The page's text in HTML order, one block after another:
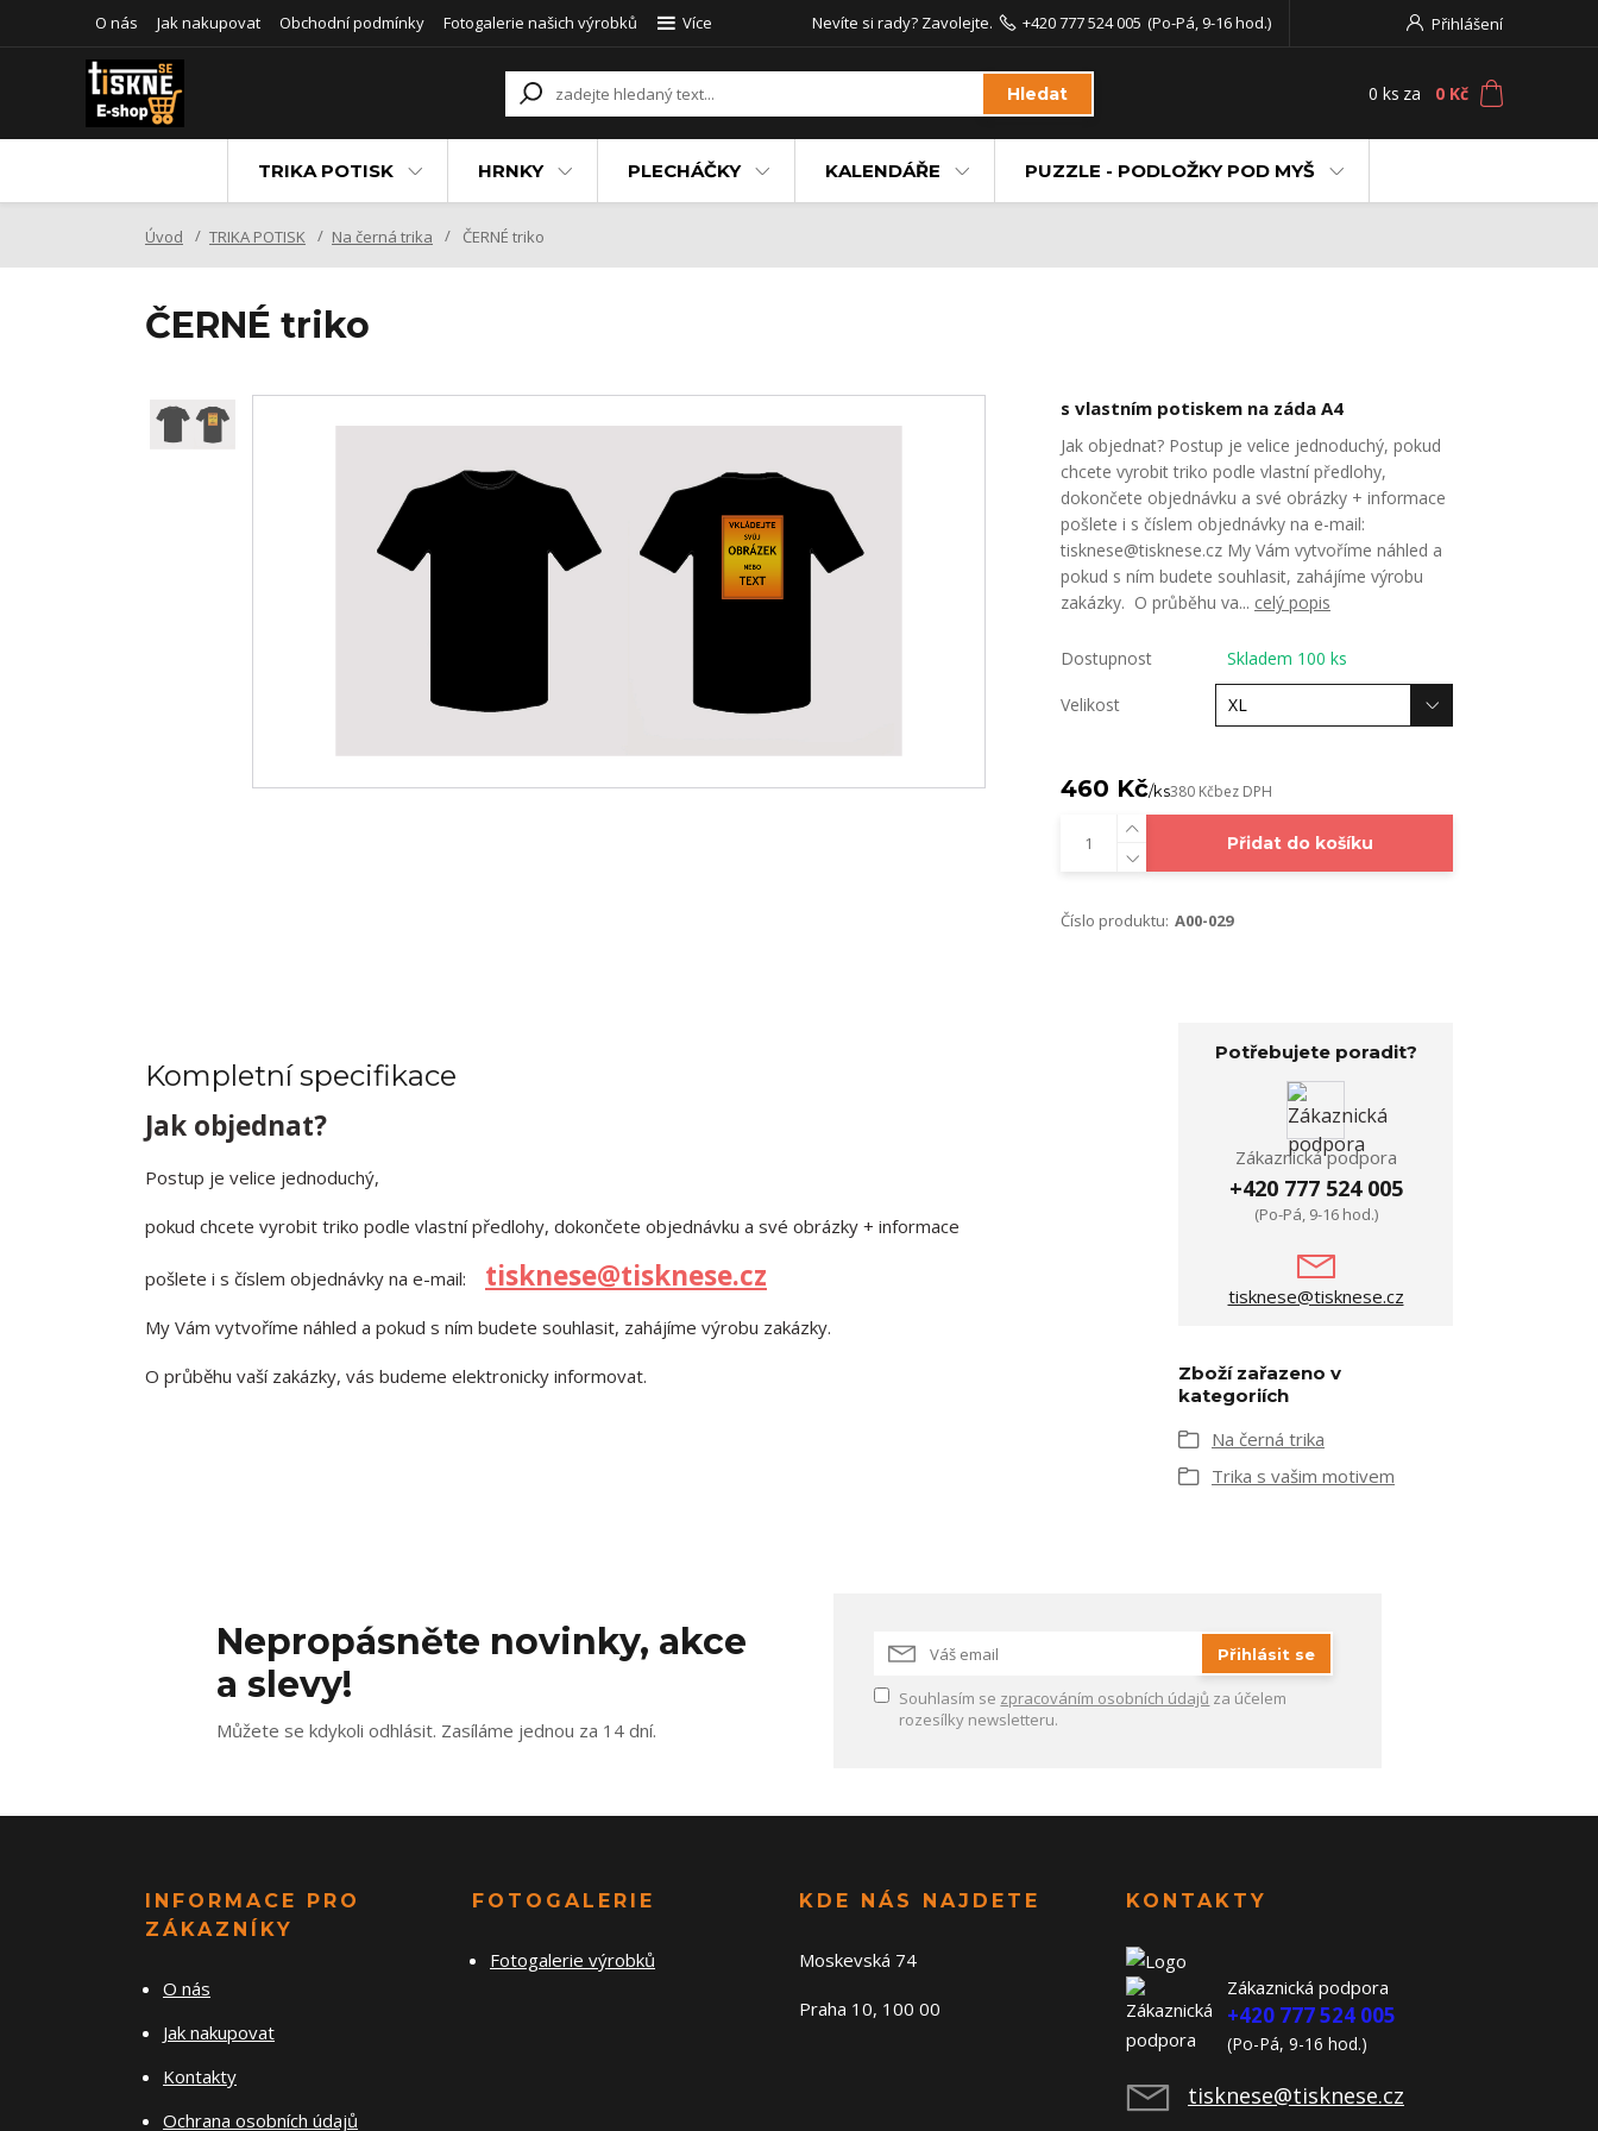
O nás Jak nakupovat Obchodní podmínky Fotogalerie našich výrobků Více Přihlášení
Hledat
Nevíte si rady? Zavolejte. +420 777 524 005 (Po-Pá, 9-16 hod.)
0 ks za 0 Kč
TRIKA POTISK HRNKY PLECHÁČKY KALENDÁŘE PUZZLE - PODLOŽKY POD MYŠ
Úvod TRIKA POTISK Na černá trika ČERNÉ triko
ČERNÉ triko
s vlastním potiskem na záda A4
Jak objednat? Postup je velice jednoduchý, pokud
chcete vyrobit triko podle vlastní předlohy,
dokončete objednávku a své obrázky + informace
pošlete i s číslem objednávky na e-mail:
tisknese@tisknese.cz My Vám vytvoříme náhled a
pokud s ním budete souhlasit, zahájíme výrobu
zakázky. O průběhu va... celý popis
Dostupnost Skladem 100 ks
Velikost
460 Kč/ks380 Kčbez DPH
Přidat do košíku
Číslo produktu: A00-029
Kompletní specifikace
Jak objednat?
Postup je velice jednoduchý,
pokud chcete vyrobit triko podle vlastní předlohy, dokončete objednávku a své obrázky + informace
pošlete i s číslem objednávky na e-mail: tisknese@tisknese.cz
My Vám vytvoříme náhled a pokud s ním budete souhlasit, zahájíme výrobu zakázky.
O průběhu vaší zakázky, vás budeme elektronicky informovat.
Potřebujete poradit?
Zákaznická podpora
+420 777 524 005
(Po-Pá, 9-16 hod.)
tisknese@tisknese.cz
Zboží zařazeno v
kategoriích
Na černá trika
Trika s vašim motivem
Nepropásněte novinky, akce
a slevy!
Můžete se kdykoli odhlásit. Zasíláme jednou za 14 dní.
Přihlásit se
Souhlasím se zpracováním osobních údajů za účelem
rozesílky newsletteru.
INFORMACE PRO
ZÁKAZNÍKY
O nás
Jak nakupovat
Kontakty
Ochrana osobních údajů
FOTOGALERIE
Fotogalerie výrobků
KDE NÁS NAJDETE
Moskevská 74
Praha 10, 100 00
KONTAKTY
Zákaznická podpora
+420 777 524 005
(Po-Pá, 9-16 hod.)
tisknese@tisknese.cz